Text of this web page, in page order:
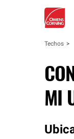
Techos
MI